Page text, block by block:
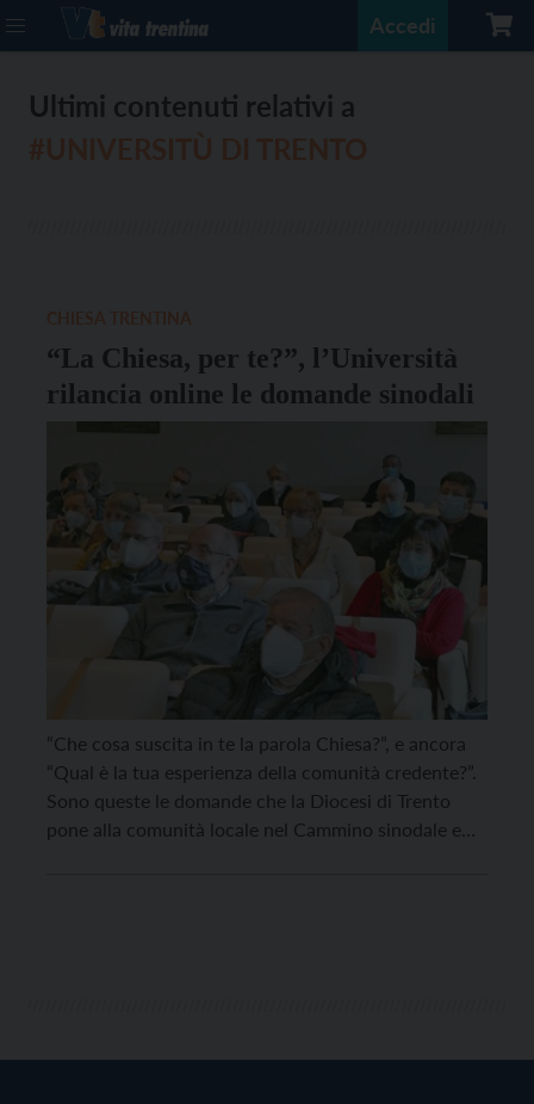
Accedi
Ultimi contenuti relativi a
“La Chiesa, per te?”, l’Università
rilancia online le domande sinodali
“Che cosa suscita in te la parola Chiesa?”, e ancora
“Qual è la tua esperienza della comunità credente?”.
Sono queste le domande che la Diocesi di Trento
pone alla comunità locale nel Cammino sinodale e